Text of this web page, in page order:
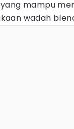
mampu
wadah